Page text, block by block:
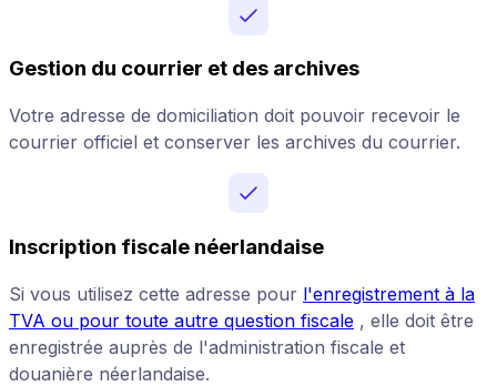
Gestion du courrier et des archives
Votre adresse de domiciliation doit pouvoir recevoir le
courrier officiel et conserver les archives du courrier.
Inscription fiscale néerlandaise
Si vous utilisez cette adresse pour l'enregistrement à la
TVA ou pour toute autre question fiscale , elle doit être
enregistrée auprès de l'administration fiscale et
douanière néerlandaise.